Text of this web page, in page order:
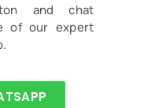
and chat
of our expert